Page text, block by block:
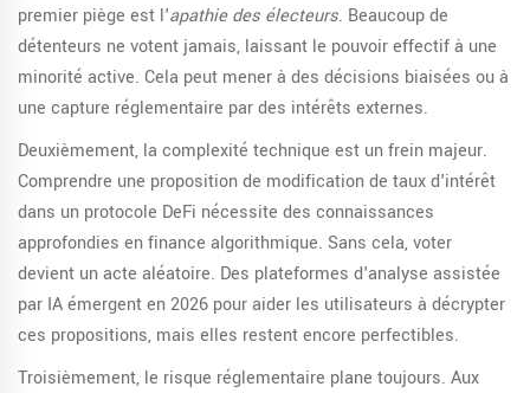
premier piège est l'apathie des électeurs. Beaucoup de
détenteurs ne votent jamais, laissant le pouvoir effectif à une
minorité active. Cela peut mener à des décisions biaisées ou à
une capture réglementaire par des intérêts externes.
Deuxièmement, la complexité technique est un frein majeur.
Comprendre une proposition de modification de taux d'intérêt
dans un protocole DeFi nécessite des connaissances
approfondies en finance algorithmique. Sans cela, voter
devient un acte aléatoire. Des plateformes d'analyse assistée
par IA émergent en 2026 pour aider les utilisateurs à décrypter
ces propositions, mais elles restent encore perfectibles.
Troisièmement, le risque réglementaire plane toujours. Aux